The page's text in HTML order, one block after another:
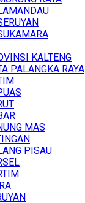
KALTENG
PALANGKA RAYA
MAS
PISAU